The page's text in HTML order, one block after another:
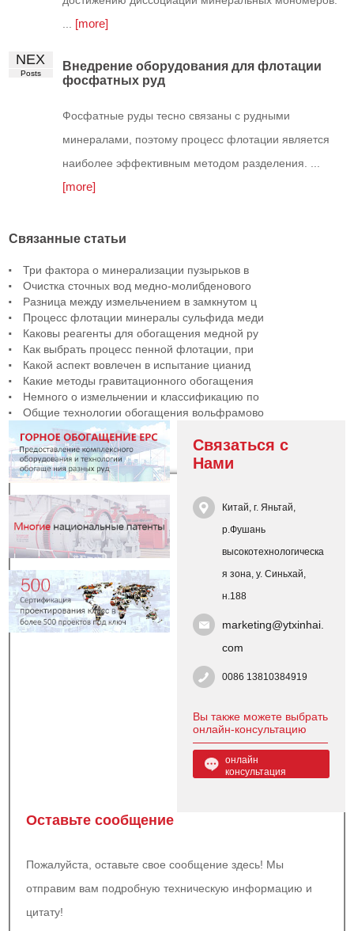
[more]
NEX
Posts
Внедрение оборудования для флотации
фосфатных руд
Фосфатные руды тесно связаны с рудными
минералами, поэтому процесс флотации является
наиболее эффективным методом разделения. ...
[more]
Связанные статьи
Три фактора о минерализации пузырьков в
Очистка сточных вод медно-молибденового
Разница между измельчением в замкнутом ц
Процесс флотации минералы сульфида меди
Каковы реагенты для обогащения медной ру
Как выбрать процесс пенной флотации, при
Какой аспект вовлечен в испытание цианид
Какие методы гравитационного обогащения
Немного о измельчении и классификацию по
Общие технологии обогащения вольфрамово
Связаться с
Нами
Китай, г. Яньтай,
р.Фушань
высокотехнологическа
я зона, у. Синьхай,
н.188
marketing@ytxinhai.
com
0086 13810384919
Вы также можете выбрать
онлайн-консультацию
онлайн
консультация
Оставьте сообщение
Пожалуйста, оставьте свое сообщение здесь! Мы
отправим вам подробную техническую информацию и
цитату!